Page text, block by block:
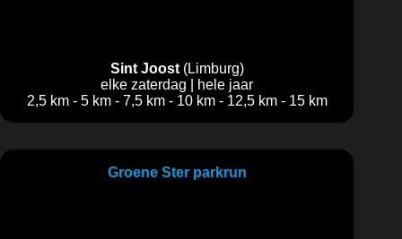
Sint Joost(Limburg)
elke zaterdag | hele jaar
2,5 km - 5 km - 7,5 km - 10 km - 12,5 km - 15 km
Groene Ster parkrun